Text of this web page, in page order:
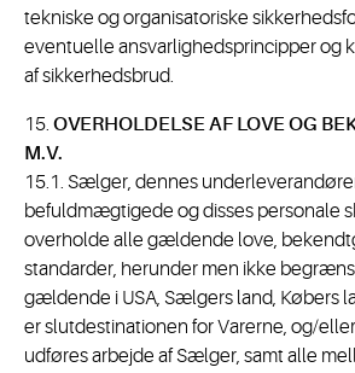
tekniske og organisatoriske
eventuelle ansvarlighedsprincipper og
af sikkerhedsbrud.
15. OVERHOLDELSE AF LOVE OG
M.V.
15.1. Sælger, dennes
befuldmægtigede og disses personale
overholde alle gældende love,
standarder, herunder men ikke
gældende i USA, Sælgers land, Købers
er slutdestinationen for Varerne, og/
udføres arbejde af Sælger, samt alle